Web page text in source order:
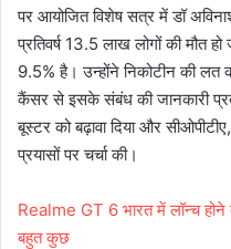
पर आयोजित विशेष सत्र में डॉ
प्रतिवर्ष 13.5 लाख लोगों की मौत
9.5% है। उन्होंने निकोटीन की
कैंसर से इसके संबंध की जानकारी
बूस्टर को बढ़ावा दिया और
प्रयासों पर चर्चा की।
Realme GT 6 भारत में लॉन्च होने
बहुत कुछ